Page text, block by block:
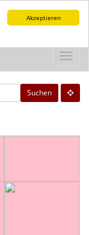
Akzeptieren
Suchen